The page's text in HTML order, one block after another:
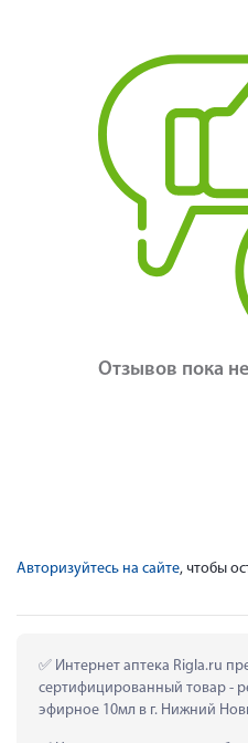
Отзывов пока
Авторизуйтесь на сайте, чтобы
Интернет аптека Rigla.ru
сертифицированный товар -
эфирное 10мл в г. Нижний